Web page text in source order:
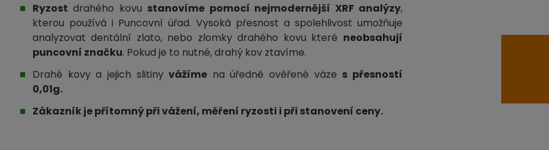
Ryzost drahého kovu stanovíme pomocí nejmodernější XRF analýzy,
kterou používá i Puncovní úřad. Vysoká přesnost a spolehlivost umožňuje
analyzovat dentální zlato, nebo zlomky drahého kovu které neobsahují
puncovní značku. Pokud je to nutné, drahý kov ztavíme.
Drahé kovy a jejich slitinyvážíme na úředně ověřené váze s přesností
0,01g.
Zákazník je přítomný při vážení, měření ryzosti i při stanovení ceny.